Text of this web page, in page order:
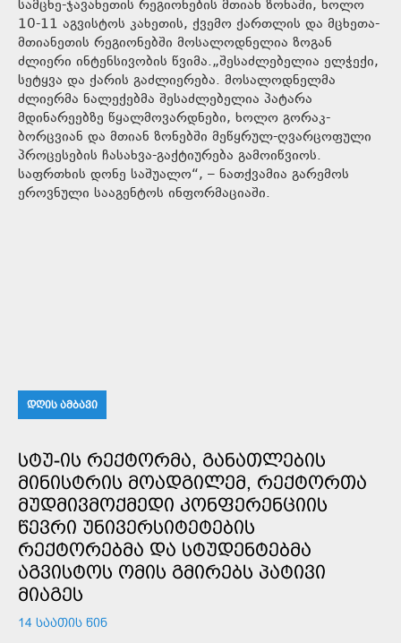
სამცხე-ჯავახეთის რეგიონების მთიან ზონაში, ხოლო
10-11 აგვისტოს კახეთის, ქვემო ქართლის და მცხეთა-
მთიანეთის რეგიონებში მოსალოდნელია ზოგან
ძლიერი ინტენსივობის წვიმა.„შესაძლებელია ელჭექი,
სეტყვა და ქარის გაძლიერება. მოსალოდნელმა
ძლიერმა ნალექებმა შესაძლებელია პატარა
მდინარეებზე წყალმოვარდნები, ხოლო გორაკ-
ბორცვიან და მთიან ზონებში მეწყრულ-ღვარცოფული
პროცესების ჩასახვა-გაქტიურება გამოიწვიოს.
საფრთხის დონე საშუალო“, – ნათქვამია გარემოს
ეროვნული სააგენტოს ინფორმაციაში.
ᲓᲦᲘᲡ ᲐᲛᲑᲐᲕᲘ
ᲡᲢᲣ-ᲘᲡ ᲠᲔᲥᲢᲝᲠᲛᲐ, ᲒᲐᲜᲐᲗᲚᲔᲑᲘᲡ
ᲛᲘᲜᲘᲡᲢᲠᲘᲡ ᲛᲝᲐᲓᲒᲘᲚᲔᲛ, ᲠᲔᲥᲢᲝᲠᲗᲐ
ᲛᲣᲓᲛᲘᲕᲛᲝᲥᲛᲔᲓᲘ ᲙᲝᲜᲤᲔᲠᲔᲜᲪᲘᲘᲡ
ᲬᲔᲕᲠᲘ ᲣᲜᲘᲕᲔᲠᲡᲘᲢᲔᲢᲔᲑᲘᲡ
ᲠᲔᲥᲢᲝᲠᲔᲑᲛᲐ ᲓᲐ ᲡᲢᲣᲓᲔᲜᲢᲔᲑᲛᲐ
ᲐᲒᲕᲘᲡᲢᲝᲡ ᲝᲛᲘᲡ ᲒᲛᲘᲠᲔᲑᲡ ᲞᲐᲢᲘᲕᲘ
ᲛᲘᲐᲒᲔᲡ
14 ᲡᲐᲐᲗᲘᲡ ᲬᲘᲜ